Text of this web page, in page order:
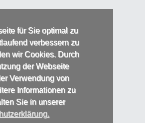
für Sie optimal zu
verbessern zu
wir Cookies. Durch
der Webseite
Verwendung von
Informationen zu
Sie in unserer